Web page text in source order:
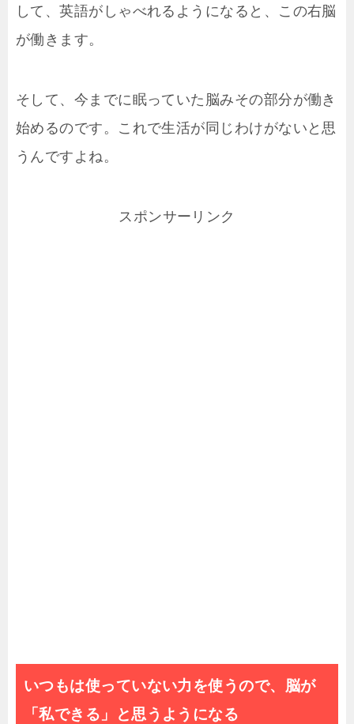
して、英語がしゃべれるようになると、この右脳
が働きます。
そして、今までに眠っていた脳みその部分が働き
始めるのです。これで生活が同じわけがないと思
うんですよね。
スポンサーリンク
いつもは使っていない力を使うので、脳が
「私できる」と思うようになる